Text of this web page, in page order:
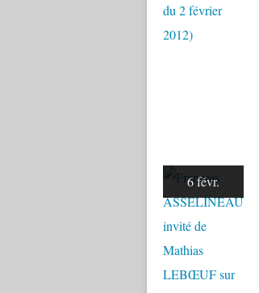
6 févr.